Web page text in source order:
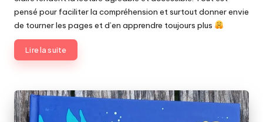
pensé pour faciliter la compréhension et surtout donner envie
de tourner les pages et d’en apprendre toujours plus
Lire la suite